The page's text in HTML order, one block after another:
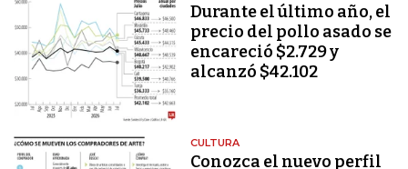
Durante el último año, el
precio del pollo asado se
encareció $2.729 y
alcanzó $42.102
CULTURA
Conozca el nuevo perfil